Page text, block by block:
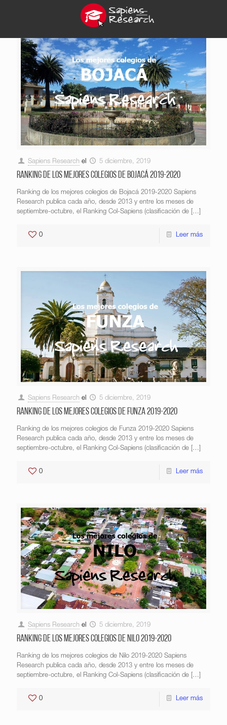
Sapiens Research el 5 diciembre, 2019
Ranking de los mejores colegios de Bojacá 2019-2020
Ranking de los mejores colegios de Bojacá 2019-2020 Sapiens
Research publica cada año, desde 2013 y entre los meses de
septiembre-octubre, el Ranking Col-Sapiens (clasificación de […]
0 Leer más
Sapiens Research el 5 diciembre, 2019
Ranking de los mejores colegios de Funza 2019-2020
Ranking de los mejores colegios de Funza 2019-2020 Sapiens
Research publica cada año, desde 2013 y entre los meses de
septiembre-octubre, el Ranking Col-Sapiens (clasificación de […]
0 Leer más
Sapiens Research el 5 diciembre, 2019
Ranking de los mejores colegios de Nilo 2019-2020
Ranking de los mejores colegios de Nilo 2019-2020 Sapiens
Research publica cada año, desde 2013 y entre los meses de
septiembre-octubre, el Ranking Col-Sapiens (clasificación de […]
0 Leer más